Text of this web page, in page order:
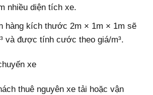
nhiều diện tích xe.
hàng kích thước 2m × 1m × 1m sẽ
và được tính cước theo giá/m³.
xe
thuê nguyên xe tải hoặc vận